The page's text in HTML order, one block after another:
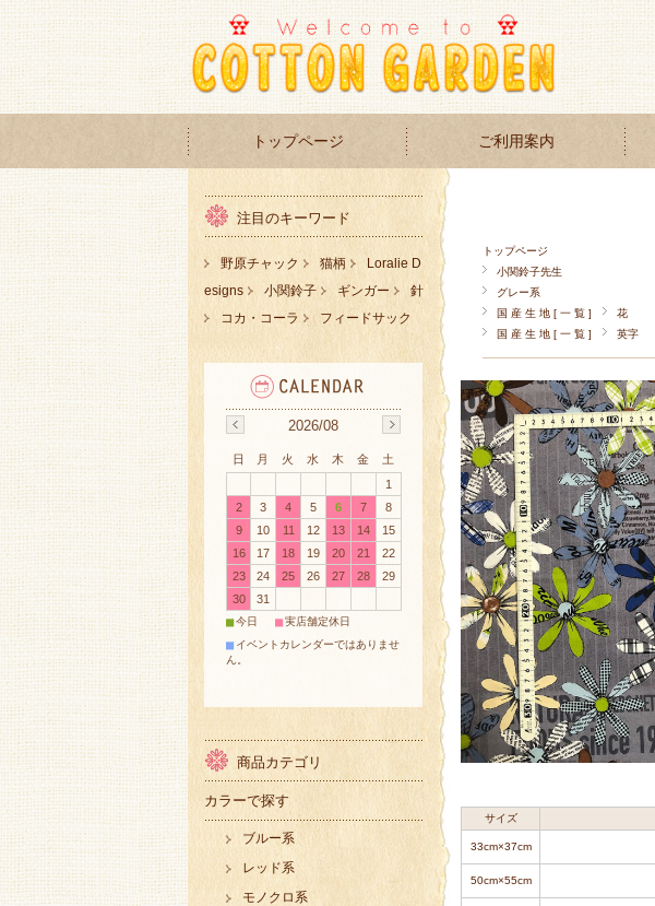
トップページ ご利用案内
トップページ
小関鈴子先生
グレー系
国 産 生 地 [ 一 覧 ]
花
国 産 生 地 [ 一 覧 ]
英字
サイズ
33cm×37cm
50cm×55cm
注目のキーワード
野原チャック 猫柄
Loralie D
esigns
小関鈴子 ギンガー
針
コカ・コーラ
フィードサック
2026/08
日 月 火 水 木 金
土
1
2
3 4 5 6 7
8
9
10 11 12 13 14
15
16
17 18 19 20 21
22
23
24 25 26 27 28
29
30
31
■今日 ■実店舗定休日
■ イベントカレンダーではありませ
ん。
商品カテゴリ
カラーで探す
ブルー系
レッド系
モノクロ系